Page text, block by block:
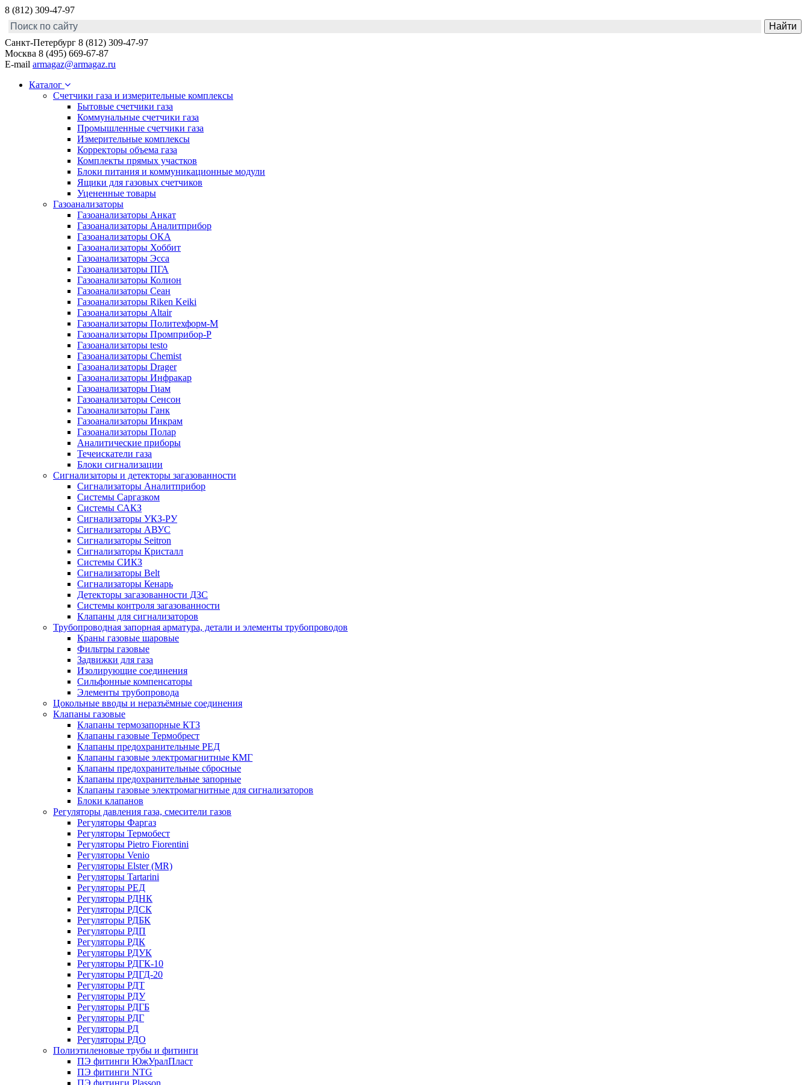
8 (812) 309-47-97
Санкт-Петербург 8 (812) 309-47-97
Москва 8 (495) 669-67-87
E-mail armagaz@armagaz.ru
Каталог
Счетчики газа и измерительные комплексы
Бытовые счетчики газа
Коммунальные счетчики газа
Промышленные счетчики газа
Измерительные комплексы
Корректоры объема газа
Комплекты прямых участков
Блоки питания и коммуникационные модули
Ящики для газовых счетчиков
Уцененные товары
Газоанализаторы
Газоанализаторы Анкат
Газоанализаторы Аналитприбор
Газоанализаторы ОКА
Газоанализаторы Хоббит
Газоанализаторы Эсса
Газоанализаторы ПГА
Газоанализаторы Колион
Газоанализаторы Сеан
Газоанализаторы Riken Keiki
Газоанализаторы Altair
Газоанализаторы Политехформ-М
Газоанализаторы Промприбор-Р
Газоанализаторы testo
Газоанализаторы Chemist
Газоанализаторы Drager
Газоанализаторы Инфракар
Газоанализаторы Гиам
Газоанализаторы Сенсон
Газоанализаторы Ганк
Газоанализаторы Инкрам
Газоанализаторы Полар
Аналитические приборы
Течеискатели газа
Блоки сигнализации
Сигнализаторы и детекторы загазованности
Сигнализаторы Аналитприбор
Системы Саргазком
Системы САКЗ
Сигнализаторы УКЗ-РУ
Сигнализаторы АВУС
Сигнализаторы Seitron
Сигнализаторы Кристалл
Системы СИКЗ
Сигнализаторы Belt
Сигнализаторы Кенарь
Детекторы загазованности ДЗС
Системы контроля загазованности
Клапаны для сигнализаторов
Трубопроводная запорная арматура, детали и элементы трубопроводов
Краны газовые шаровые
Фильтры газовые
Задвижки для газа
Изолирующие соединения
Сильфонные компенсаторы
Элементы трубопровода
Цокольные вводы и неразъёмные соединения
Клапаны газовые
Клапаны термозапорные КТЗ
Клапаны газовые Термобрест
Клапаны предохранительные РЕД
Клапаны газовые электромагнитные КМГ
Клапаны предохранительные сбросные
Клапаны предохранительные запорные
Клапаны газовые электромагнитные для сигнализаторов
Блоки клапанов
Регуляторы давления газа, смесители газов
Регуляторы Фаргаз
Регуляторы Термобест
Регуляторы Pietro Fiorentini
Регуляторы Venio
Регуляторы Elster (MR)
Регуляторы Tartarini
Регуляторы РЕД
Регуляторы РДНК
Регуляторы РДСК
Регуляторы РДБК
Регуляторы РДП
Регуляторы РДК
Регуляторы РДУК
Регуляторы РДГК-10
Регуляторы РДГД-20
Регуляторы РДТ
Регуляторы РДУ
Регуляторы РДГБ
Регуляторы РДГ
Регуляторы РД
Регуляторы РДО
Полиэтиленовые трубы и фитинги
ПЭ фитинги ЮжУралПласт
ПЭ фитинги NTG
ПЭ фитинги Plasson